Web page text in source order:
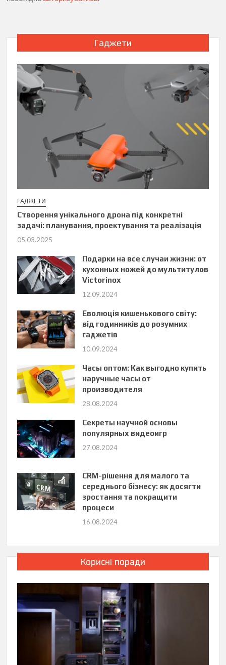
Гаджети
ГАДЖЕТИ
Створення унікального дрона під конкретні
задачі: планування, проектування та реалізація
05.03.2025
Подарки на все случаи жизни: от
кухонных ножей до мультитулов
Victorinox
12.09.2024
Еволюція кишенькового світу:
від годинників до розумних
гаджетів
10.09.2024
Часы оптом: Как выгодно купить
наручные часы от
производителя
28.08.2024
Секреты научной основы
популярных видеоигр
27.08.2024
CRM-рішення для малого та
середнього бізнесу: як досягти
зростання та покращити
процеси
16.08.2024
Корисні поради